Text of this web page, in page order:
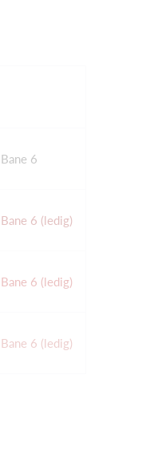
Bane 6
Bane 6 (ledig)
Bane 6 (ledig)
Bane 6 (ledig)